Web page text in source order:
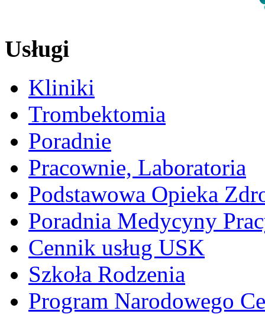
Usługi
Kliniki
Trombektomia
Poradnie
Pracownie, Laboratoria
Podstawowa Opieka
Poradnia Medycyny
Cennik usług USK
Szkoła Rodzenia
Program Narodowego